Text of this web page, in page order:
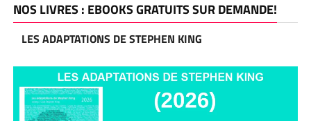
NOS LIVRES : EBOOKS GRATUITS SUR DEMANDE!
LES ADAPTATIONS DE STEPHEN KING